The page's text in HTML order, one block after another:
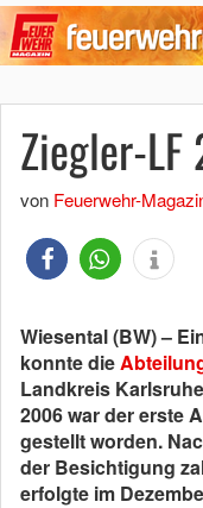
Ziegler-
von Feuerwehr-
Wiesental (BW) –
konnte die
Landkreis
2006 war der erste
gestellt worden.
der Besichtigung
erfolgte im